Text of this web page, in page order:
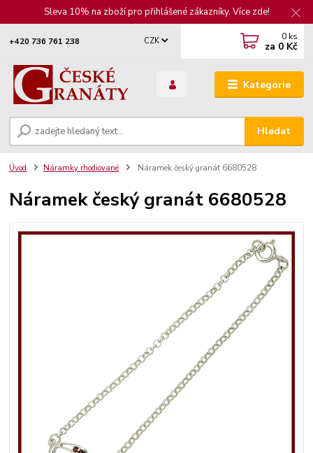
Sleva 10% na zboží pro přihlášené zákazníky. Více zde!
Kategorie
CZK
Hledat
+420 736 761 238 0 ks
za 0 Kč
Úvod Náramky rhodiované Náramek český granát 6680528
Náramek český granát 6680528